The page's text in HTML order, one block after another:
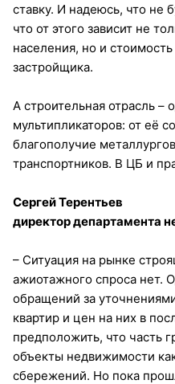
ставку. И надеюсь, что не
что от этого зависит не
населения, но и
застройщика.
А строительная отрасль –
мультипликаторов: от её
благополучие
транспортников. В ЦБ и
Сергей Терентьев
директор департамента
– Ситуация на рынке
ажиотажного спроса нет.
обращений за
квартир и цен на них в
предположить, что часть
объекты недвижимости
сбережений. Но пока